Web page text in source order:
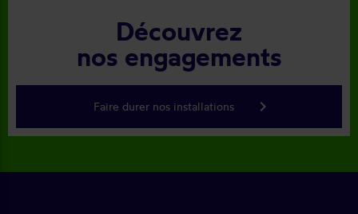
Découvrez
nos engagements
Faire durer nos installations keyboard_arrow_right